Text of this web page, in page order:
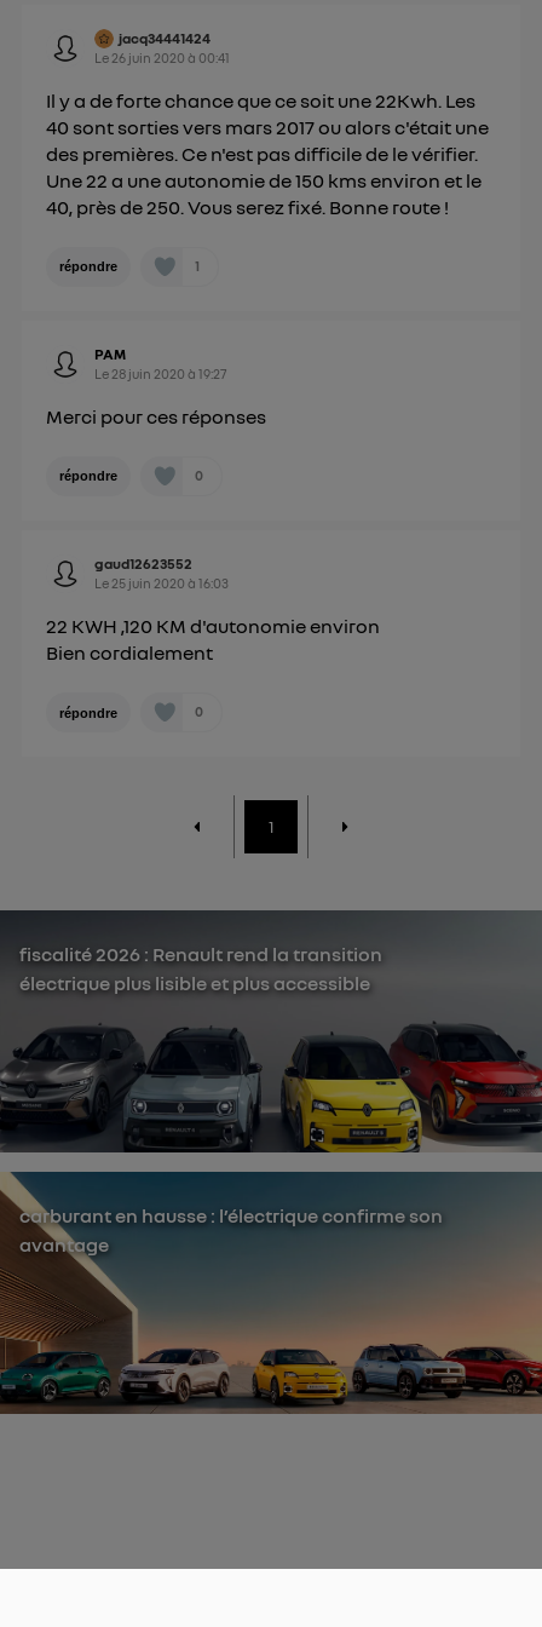
jacq34441424
Le 26 juin 2020 à 00:41
Il y a de forte chance que ce soit une 22Kwh. Les
40 sont sorties vers mars 2017 ou alors c'était une
des premières. Ce n'est pas difficile de le vérifier.
Une 22 a une autonomie de 150 kms environ et le
40, près de 250. Vous serez fixé. Bonne route !
répondre 1
PAM
Le 28 juin 2020 à19:27
Merci pour ces réponses
répondre 0
gaud12623552
Le 25 juin 2020 à16:03
22 KWH ,120 KM d'autonomie environ
Bien cordialement
répondre 0
1
fiscalité 2026 : Renault rend la transition
électrique plus lisible et plus accessible
carburant en hausse : l’électrique confirme son
avantage